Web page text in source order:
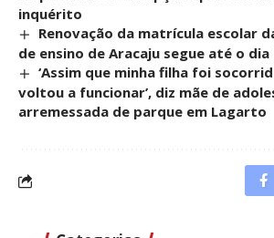
inquérito
Renovação da matrícula escolar
de ensino de Aracaju segue até o
‘Assim que minha filha foi
voltou a funcionar’, diz mãe de
arremessada de parque em Lagarto